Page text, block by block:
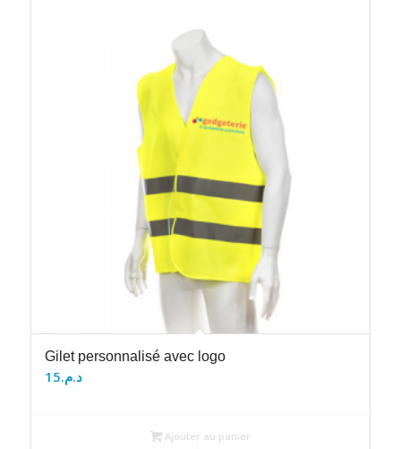
Gilet personnalisé avec logo
د.م.15
Ajouter au panier